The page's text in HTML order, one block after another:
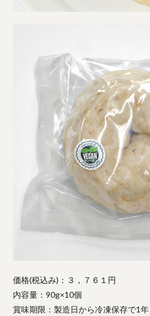
価格(税込み)：３，７６１円
内容量：90g×10個
賞味期限：製造日から冷凍保存で1年